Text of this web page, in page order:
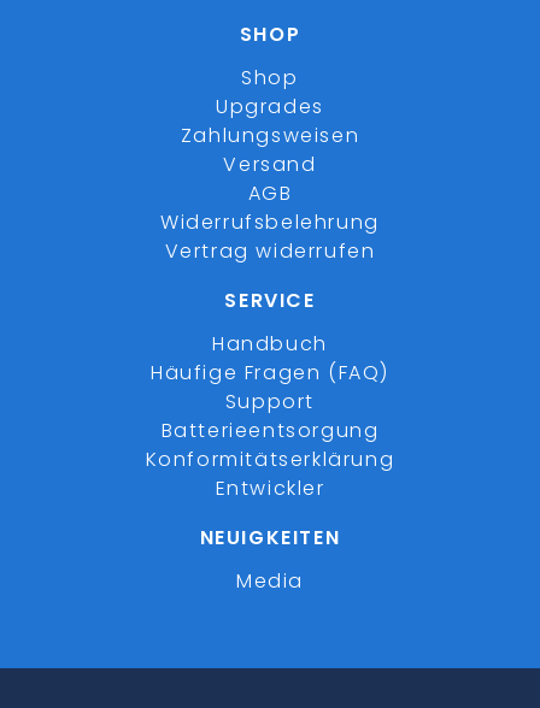
SHOP
Shop
Upgrades
Zahlungsweisen
Versand
AGB
Widerrufsbelehrung
Vertrag widerrufen
SERVICE
Handbuch
Häufige Fragen (FAQ)
Support
Batterieentsorgung
Konformitätserklärung
Entwickler
NEUIGKEITEN
Media